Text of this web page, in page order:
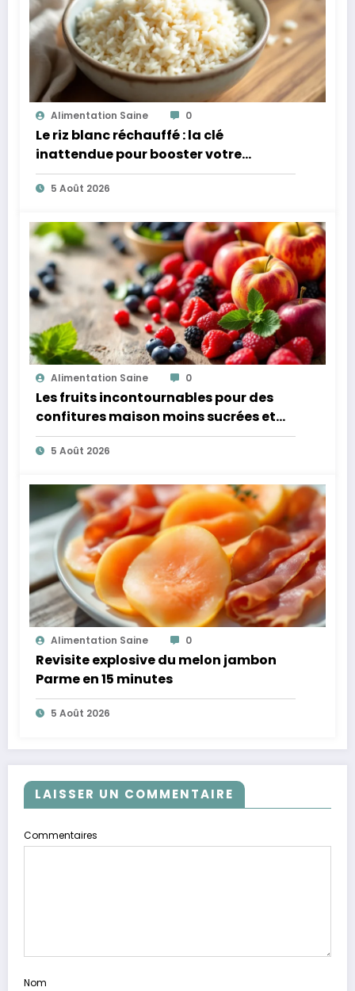
Alimentation Saine 0
Le riz blanc réchauffé : la clé
inattendue pour booster votre
microbiote
5 Août 2026
Alimentation Saine 0
Les fruits incontournables pour des
confitures maison moins sucrées et
plus légères
5 Août 2026
Alimentation Saine 0
Revisite explosive du melon jambon
Parme en 15 minutes
5 Août 2026
LAISSER UN COMMENTAIRE
Commentaires
Nom